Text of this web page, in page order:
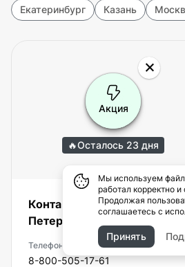
Екатеринбург Казань
Контакты офиса HomeWork
Петербурге
Телефон
8-800-505-17-61
Акция
🔥Осталось 23 дня
Мы используем
работал корректно
Продолжая
соглашаетесь с
Принять